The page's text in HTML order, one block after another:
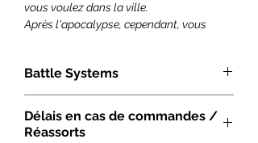
vous voulez dans la ville.
Après l'apocalypse, cependant, vous
zombies et des criminels émergent de
l'obscurité et sèment le chaos dans le
quartier.
Battle Systems
Systems convienent à de nombreux
jeux à l'échelle 28-35 mm, notamment
Délais en cas de commandes /
Réassorts